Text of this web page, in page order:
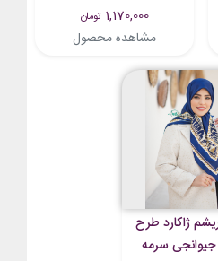
1,170,000 تومان
مشاهده محصول
ژاکارد طرح
جیوانجی سرمه